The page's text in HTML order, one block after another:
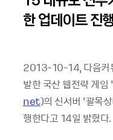
한 업데이트 진
2013-10-14, 다음커
발한 국산 웹전략 게임
net)의 신서버 ‘괄목
행한다고 14일 밝혔다.